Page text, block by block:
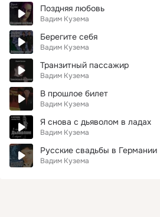
Поздняя любовь
Вадим Кузема
Берегите себя
Вадим Кузема
Транзитный пассажир
Вадим Кузема
В прошлое билет
Вадим Кузема
Я снова с дьяволом в ладах
Вадим Кузема
Русские свадьбы в Германии
Вадим Кузема